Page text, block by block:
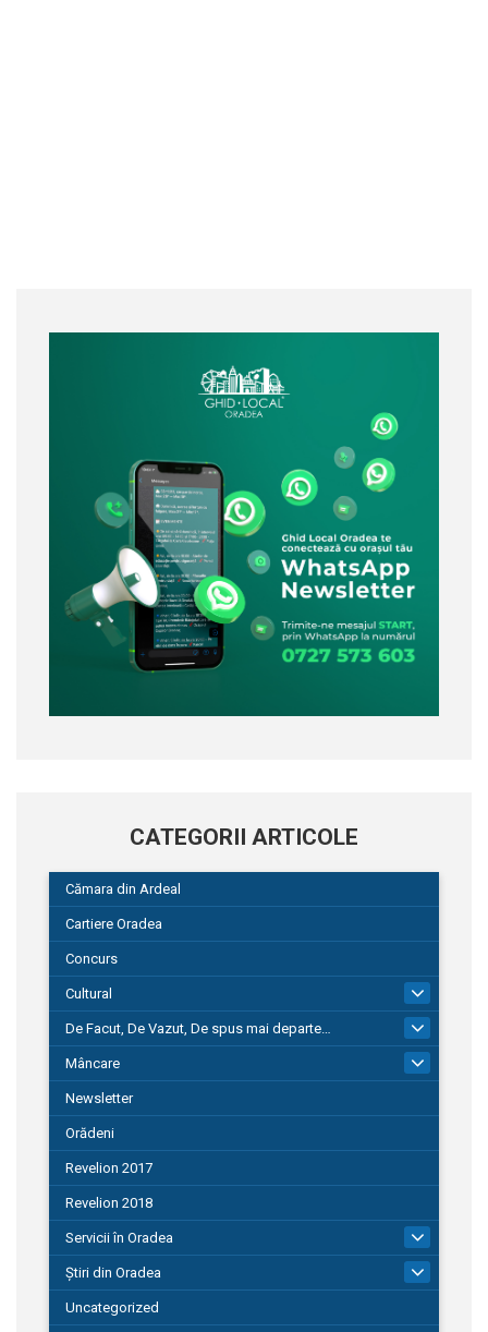
CATEGORII ARTICOLE
Cămara din Ardeal
Cartiere Oradea
Concurs
Cultural
De Facut, De Vazut, De spus mai departe…
580
Mâncare
Newsletter
Orădeni
Revelion 2017
Revelion 2018
Servicii în Oradea
Știri din Oradea
Uncategorized